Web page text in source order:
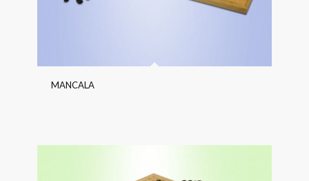
MANCALA